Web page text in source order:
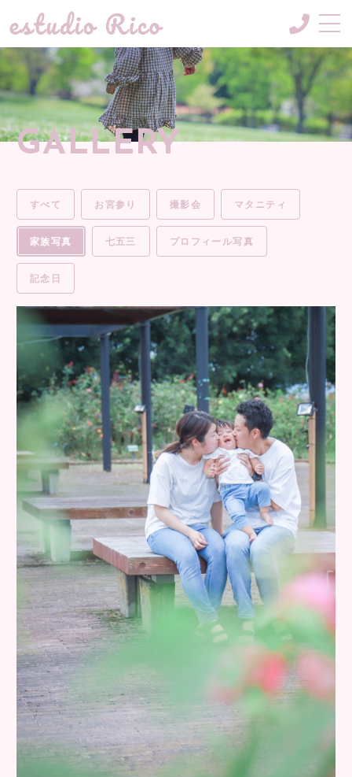
CONCEPT
コンセプト
MENU & PRICE
メニュー
ギャラリー
BLOG
ブログ
INFORMATION
ご案内
MAIL
お問い合わせ
LINE
お問い合わせ
ご予約
活動情報
GALLERY
すべて お宮参り 撮影会 マタニティ
家族写真 七五三 プロフィール写真
記念日